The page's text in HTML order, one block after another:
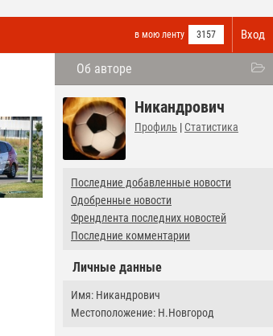
Вход
в мою ленту 3157
Об авторе
Никандрович
Профиль | Статистика
Последние добавленные новости
Одобренные новости
Френдлента последних новостей
Последние комментарии
Личные данные
Имя: Никандрович
Местоположение: Н.Новгород